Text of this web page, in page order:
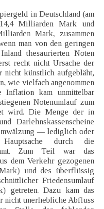
in Deutschland (am
Milliarden Mark und
Mark, zusammen
man von den geringen
thesaurierten Noten
recht nicht Ursache der
nicht künstlich aufgebläht,
wie vielfach angenommen
Inflation kam unmittelbar
Notenumlauf zum
wird. Die Menge der in
Darlehnskassenscheine
— lediglich oder
durch die
Zum Teil war das
dem Verkehr gezogenen
und des überflüssig
Friedensumlauf
Dazu kam das
nicht unerhebliche Abfluss